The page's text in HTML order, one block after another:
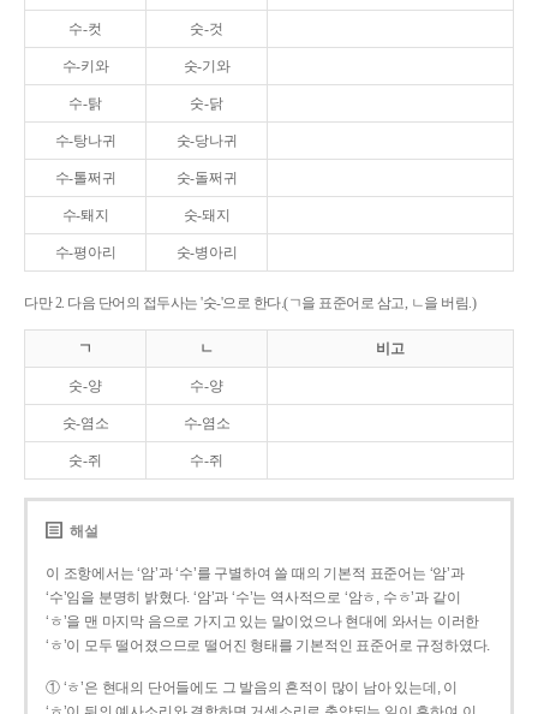
수-컷 숫-것
수-키와 숫-기와
수-탉 숫-닭
수-탕나귀 숫-당나귀
수-톨쩌귀 숫-돌쩌귀
수-퇘지 숫-돼지
수-평아리 숫-병아리
다만 2. 다음 단어의 접두사는 '숫-'으로 한다.(ㄱ을 표준어로 삼고, ㄴ을 버림.)
ㄱ ㄴ 비고
숫-양 수-양
숫-염소 수-염소
숫-쥐 수-쥐
해설
이 조항에서는 ‘암’과 ‘수’를 구별하여 쓸 때의 기본적 표준어는 ‘암’과
‘수’임을 분명히 밝혔다. ‘암’과 ‘수’는 역사적으로 ‘암ㅎ, 수ㅎ’과 같이
‘ㅎ’을 맨 마지막 음으로 가지고 있는 말이었으나 현대에 와서는 이러한
‘ㅎ’이 모두 떨어졌으므로 떨어진 형태를 기본적인 표준어로 규정하였다.
① ‘ㅎ’은 현대의 단어들에도 그 발음의 흔적이 많이 남아 있는데, 이